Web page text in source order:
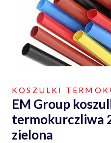
KOSZULKI
EM Group
termokurczliwa
zielona